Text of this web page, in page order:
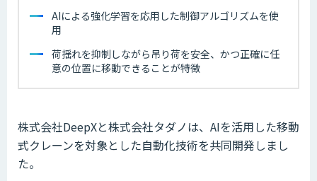
AIによる強化学習を応用した制御アルゴリズムを使
用
荷揺れを抑制しながら吊り荷を安全、かつ正確に任
意の位置に移動できることが特徴
株式会社DeepXと株式会社タダノは、AIを活用した移動
式クレーンを対象とした自動化技術を共同開発しまし
た。